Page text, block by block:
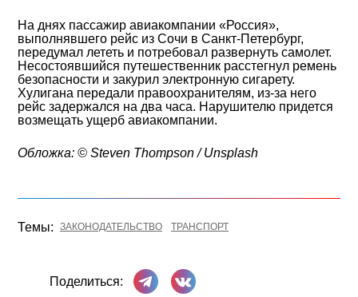
На днях пассажир авиакомпании «Россия»,
выполнявшего рейс из Сочи в Санкт-Петербург,
передумал лететь и потребовал развернуть самолет.
Несостоявшийся путешественник расстегнул ремень
безопасности и закурил электронную сигарету.
Хулигана передали правоохранителям, из-за него
рейс задержался на два часа. Нарушителю придется
возмещать ущерб авиакомпании.
Обложка: © Steven Thompson / Unsplash
Темы: ЗАКОНОДАТЕЛЬСТВО ТРАНСПОРТ
Поделиться:
Поделиться в Телеграме
Поделиться ВКонтакте